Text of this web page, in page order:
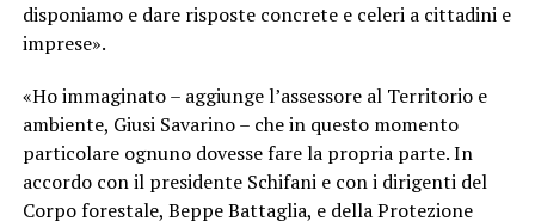
disponiamo e dare risposte concrete e celeri a cittadini e
imprese».
«Ho immaginato – aggiunge l’assessore al Territorio e
ambiente, Giusi Savarino – che in questo momento
particolare ognuno dovesse fare la propria parte. In
accordo con il presidente Schifani e con i dirigenti del
Corpo forestale, Beppe Battaglia, e della Protezione